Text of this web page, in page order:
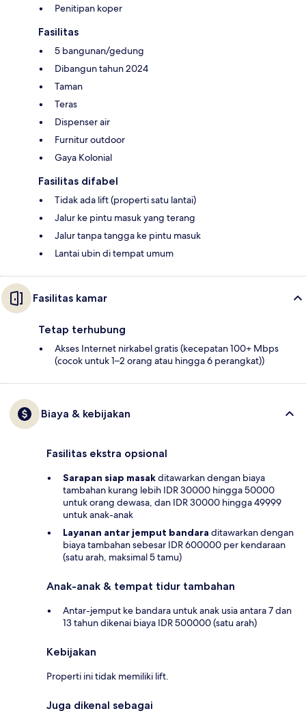
Penitipan koper
Fasilitas
5 bangunan/gedung
Dibangun tahun 2024
Taman
Teras
Dispenser air
Furnitur outdoor
Gaya Kolonial
Fasilitas difabel
Tidak ada lift (properti satu lantai)
Jalur ke pintu masuk yang terang
Jalur tanpa tangga ke pintu masuk
Lantai ubin di tempat umum
Fasilitas kamar
Tetap terhubung
Akses Internet nirkabel gratis (kecepatan 100+ Mbps
(cocok untuk 1–2 orang atau hingga 6 perangkat))
Biaya & kebijakan
Fasilitas ekstra opsional
Sarapan siap masakditawarkan dengan biaya
tambahan kurang lebih IDR 30000 hingga 50000
untuk orang dewasa, dan IDR 30000 hingga 49999
untuk anak-anak
Layanan antar jemput bandara ditawarkan dengan
biaya tambahan sebesar IDR 600000 per kendaraan
(satu arah, maksimal 5 tamu)
Anak-anak & tempat tidur tambahan
Antar-jemput ke bandara untuk anak usia antara 7 dan
13 tahun dikenai biaya IDR 500000 (satu arah)
Kebijakan
Properti ini tidak memiliki lift.
Juga dikenal sebagai